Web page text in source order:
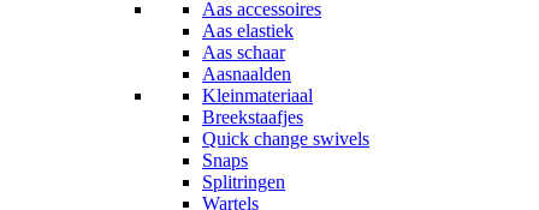
Aas accessoires
Aas elastiek
Aas schaar
Aasnaalden
Kleinmateriaal
Breekstaafjes
Quick change swivels
Snaps
Splitringen
Wartels